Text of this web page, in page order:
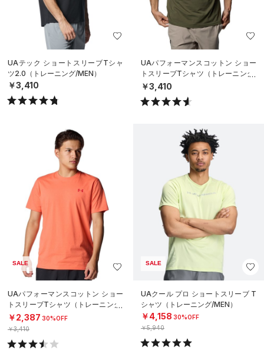
UAテック ショートスリーブTシャ
ツ2.0（トレーニング/MEN）
￥3,410
UAパフォーマンスコットン ショー
トスリーブTシャツ（トレーニング/
MEN）
￥3,410
SALE
UAパフォーマンスコットン ショー
トスリーブTシャツ（トレーニング/
MEN）
￥2,387 30%OFF
￥3,410
SALE
UAクール プロ ショートスリーブ T
シャツ（トレーニング/MEN）
￥4,158 30%OFF
￥5,940